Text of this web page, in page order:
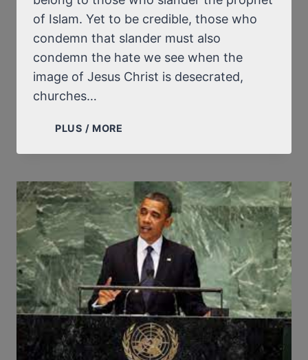
of Islam. Yet to be credible, those who
condemn that slander must also
condemn the hate we see when the
image of Jesus Christ is desecrated,
churches…
PLUS / MORE
IS
BELIEF
OF
RELIGIOUS
NATURE